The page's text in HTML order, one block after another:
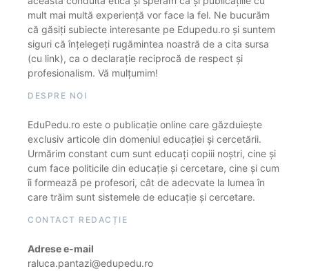
mult mai multă experiență vor face la fel. Ne bucurăm
că găsiți subiecte interesante pe Edupedu.ro și suntem
siguri că înțelegeți rugămintea noastră de a cita sursa
(cu link), ca o declarație reciprocă de respect și
profesionalism. Vă mulțumim!
DESPRE NOI
EduPedu.ro este o publicație online care găzduiește
exclusiv articole din domeniul educației și cercetării.
Urmărim constant cum sunt educați copiii noștri, cine și
cum face politicile din educație și cercetare, cine și cum
îi formează pe profesori, cât de adecvate la lumea în
care trăim sunt sistemele de educație și cercetare.
CONTACT REDACȚIE
Adrese e-mail
raluca.pantazi@edupedu.ro